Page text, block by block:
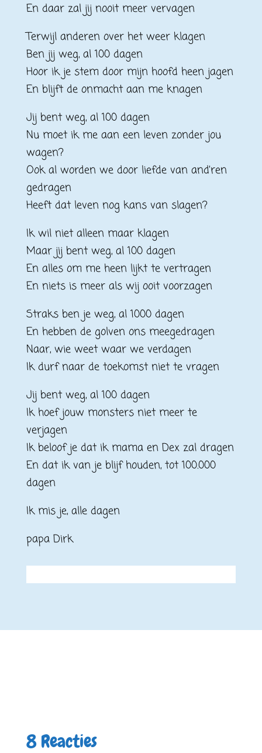
En daar zal jij nooit meer vervagen
Terwijl anderen over het weer klagen
Ben jij weg, al 100 dagen
Hoor ik je stem door mijn hoofd heen jagen
En blijft de onmacht aan me knagen
Jij bent weg, al 100 dagen
Nu moet ik me aan een leven zonder jou
wagen?
Ook al worden we door liefde van and’ren
gedragen
Heeft dat leven nog kans van slagen?
Ik wil niet alleen maar klagen
Maar jij bent weg, al 100 dagen
En alles om me heen lijkt te vertragen
En niets is meer als wij ooit voorzagen
Straks ben je weg, al 1000 dagen
En hebben de golven ons meegedragen
Naar, wie weet waar we verdagen
Ik durf naar de toekomst niet te vragen
Jij bent weg, al 100 dagen
Ik hoef jouw monsters niet meer te
verjagen
Ik beloof je dat ik mama en Dex zal dragen
En dat ik van je blijf houden, tot 100.000
dagen
Ik mis je, alle dagen
papa Dirk
8 Reacties